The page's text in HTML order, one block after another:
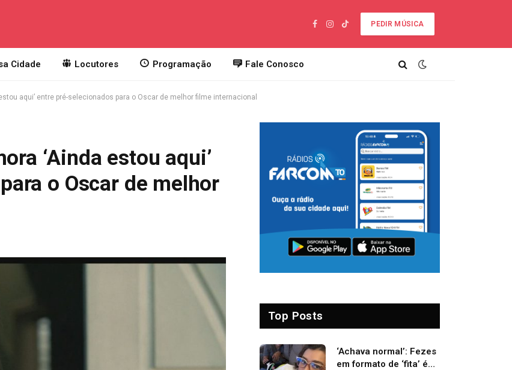
Facebook
Instagram
TikTok
PEDIR MÚSICA
Cidade Locutores Programação Fale Conosco
aqui’ entre pré-selecionados para o Oscar de melhor filme internacional
‘Ainda estou aqui’
o Oscar de melhor
Top Posts
‘Achava normal’: Fezes
em formato de ‘fita’ é